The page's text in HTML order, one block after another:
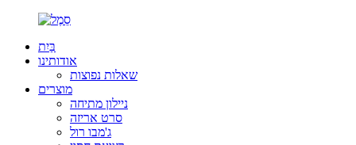
בַּיִת
אודותינו
שאלות נפוצות
מוצרים
ניילון מתיחה
סרט אריזה
ג'מבו רול